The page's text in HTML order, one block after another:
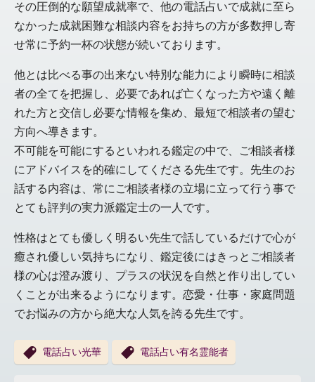
その圧倒的な願望成就率で、他の電話占いで成就に至ら
なかった成就困難な相談内容をお持ちの方が多数押し寄
せ常に予約一杯の状態が続いております。
他とは比べる事の出来ない特別な能力により瞬時に相談
者の全てを把握し、必要であれば亡くなった方や遠く離
れた方と交信し必要な情報を集め、最短で相談者の望む
方向へ導きます。
不可能を可能にするといわれる鑑定の中で、ご相談者様
にアドバイスを的確にしてくださる先生です。先生のお
話する内容は、常にご相談者様の立場に立って行う事で
とても評判の実力派鑑定士の一人です。
性格はとても優しく明るい先生で話しているだけで心が
癒され優しい気持ちになり、鑑定後にはきっとご相談者
様の心は澄み渡り、プラスの状況を自然と作り出してい
くことが出来るようになります。恋愛・仕事・家庭問題
でお悩みの方から絶大な人気を誇る先生です。
電話占い光華 電話占い有名霊能者